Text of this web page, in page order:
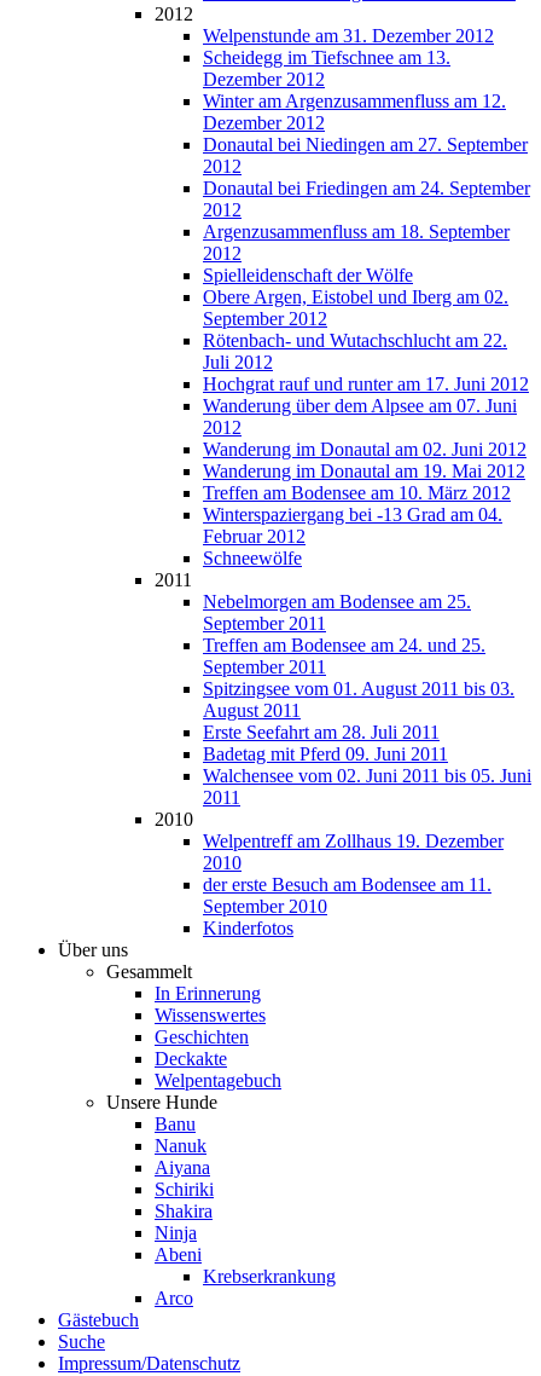
2012
Welpenstunde am 31. Dezember 2012
Scheidegg im Tiefschnee am 13.
Dezember 2012
Winter am Argenzusammenfluss am 12.
Dezember 2012
Donautal bei Niedingen am 27. September
2012
Donautal bei Friedingen am 24. September
2012
Argenzusammenfluss am 18. September
2012
Spielleidenschaft der Wölfe
Obere Argen, Eistobel und Iberg am 02.
September 2012
Rötenbach- und Wutachschlucht am 22.
Juli 2012
Hochgrat rauf und runter am 17. Juni 2012
Wanderung über dem Alpsee am 07. Juni
2012
Wanderung im Donautal am 02. Juni 2012
Wanderung im Donautal am 19. Mai 2012
Treffen am Bodensee am 10. März 2012
Winterspaziergang bei -13 Grad am 04.
Februar 2012
Schneewölfe
2011
Nebelmorgen am Bodensee am 25.
September 2011
Treffen am Bodensee am 24. und 25.
September 2011
Spitzingsee vom 01. August 2011 bis 03.
August 2011
Erste Seefahrt am 28. Juli 2011
Badetag mit Pferd 09. Juni 2011
Walchensee vom 02. Juni 2011 bis 05. Juni
2011
2010
Welpentreff am Zollhaus 19. Dezember
2010
der erste Besuch am Bodensee am 11.
September 2010
Kinderfotos
Über uns
Gesammelt
In Erinnerung
Wissenswertes
Geschichten
Deckakte
Welpentagebuch
Unsere Hunde
Banu
Nanuk
Aiyana
Schiriki
Shakira
Ninja
Abeni
Krebserkrankung
Arco
Gästebuch
Suche
Impressum/Datenschutz